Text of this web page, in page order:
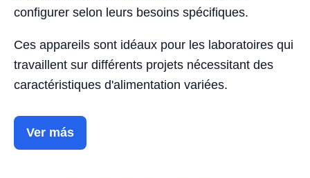
configurer selon leurs besoins spécifiques.
Ces appareils sont idéaux pour les laboratoires qui
travaillent sur différents projets nécessitant des
caractéristiques d'alimentation variées.
Ver más